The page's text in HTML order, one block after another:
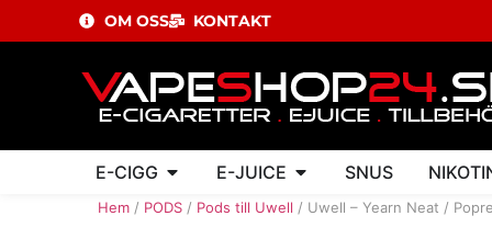
OM OSS KONTAKT
E-CIGG E-JUICE SNUS
Hem / PODS / Pods till Uwell / Uwell – Yearn Neat /